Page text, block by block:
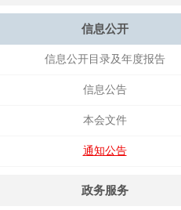
信息公开
信息公开目录及年度报告
信息公告
本会文件
通知公告
政务服务